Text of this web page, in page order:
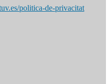
politica-de-privacitat